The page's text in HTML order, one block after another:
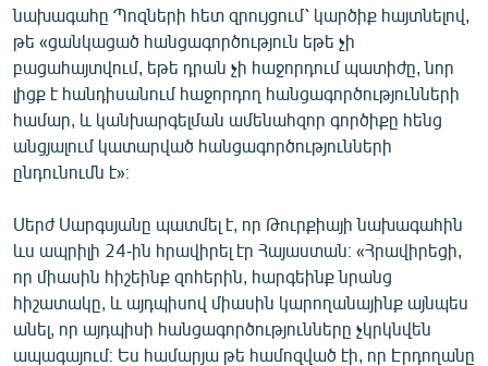
ՀԵՏԵՎԵՔ ՄԵԶ
«Ազատության» բոլոր կայքերը
նախագահը Պոզների հետ զրույցում՝ կարծիք հայտնելով,
թե «ցանկացած հանցագործություն եթե չի
բացահայտվում, եթե դրան չի հաջորդում պատիժը, նոր
լիցք է հանդիսանում հաջորդող հանցագործությունների
համար, և կանխարգելման ամենահզոր գործիքը հենց
անցյալում կատարված հանցագործությունների
ընդունումն է»։
Սերժ Սարգսյանը պատմել է, որ Թուրքիայի նախագահին
ևս ապրիլի 24-ին հրավիրել էր Հայաստան։ «Հրավիրեցի,
որ միասին հիշեինք զոհերին, հարգեինք նրանց
հիշատակը, և այդպիսով միասին կարողանայինք այնպես
անել, որ այդպիսի հանցագործությունները չկրկնվեն
ապագայում։ Ես համարյա թե համոզված էի, որ Էրդողանը